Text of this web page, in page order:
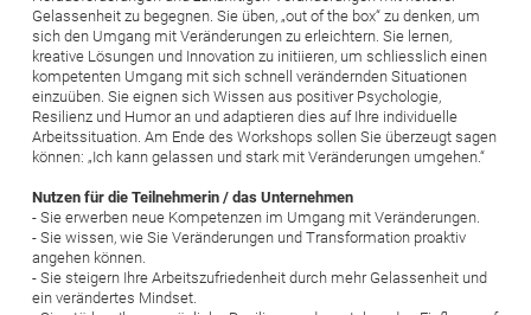
Gelassenheit zu begegnen. Sie üben, „out of the box“ zu denken, um
sich den Umgang mit Veränderungen zu erleichtern. Sie lernen,
kreative Lösungen und Innovation zu initiieren, um schliesslich einen
kompetenten Umgang mit sich schnell verändernden Situationen
einzuüben. Sie eignen sich Wissen aus positiver Psychologie,
Resilienz und Humor an und adaptieren dies auf Ihre individuelle
Arbeitssituation. Am Ende des Workshops sollen Sie überzeugt sagen
können: „Ich kann gelassen und stark mit Veränderungen umgehen.“
Nutzen für die Teilnehmerin / das Unternehmen
- Sie erwerben neue Kompetenzen im Umgang mit Veränderungen.
- Sie wissen, wie Sie Veränderungen und Transformation proaktiv
angehen können.
- Sie steigern Ihre Arbeitszufriedenheit durch mehr Gelassenheit und
ein verändertes Mindset.